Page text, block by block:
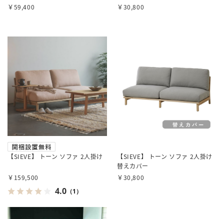
￥59,400
￥30,800
【SIEVE】 トーン ソファ 2人掛け
￥159,500
4.0 （1）
【SIEVE】 トーン ソファ 2人掛け
替えカバー
￥30,800